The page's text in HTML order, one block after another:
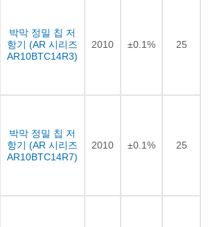
박막 정밀 칩 저
항기 (AR 시리즈
AR10BTC14R3)
2010 ±0.1% 25
박막 정밀 칩 저
항기 (AR 시리즈
AR10BTC14R7)
2010 ±0.1% 25